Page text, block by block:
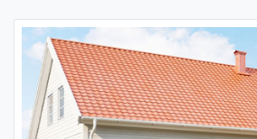
finns möjlighet att välja till ett invändigt
vardagsrummet vilket ger en härlig
ingår de stora härliga fönsterpartierna
golvet. Du har en mängd valmöjligheter
material och utföranden. Välj bland olika
takbeläggningar, fönstertyper mm för
husdröm.